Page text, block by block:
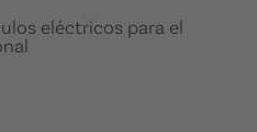
eléctricos para el